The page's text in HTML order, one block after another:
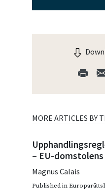
MORE ARTICLES BY
– EU-
Magnus Calais
Published in